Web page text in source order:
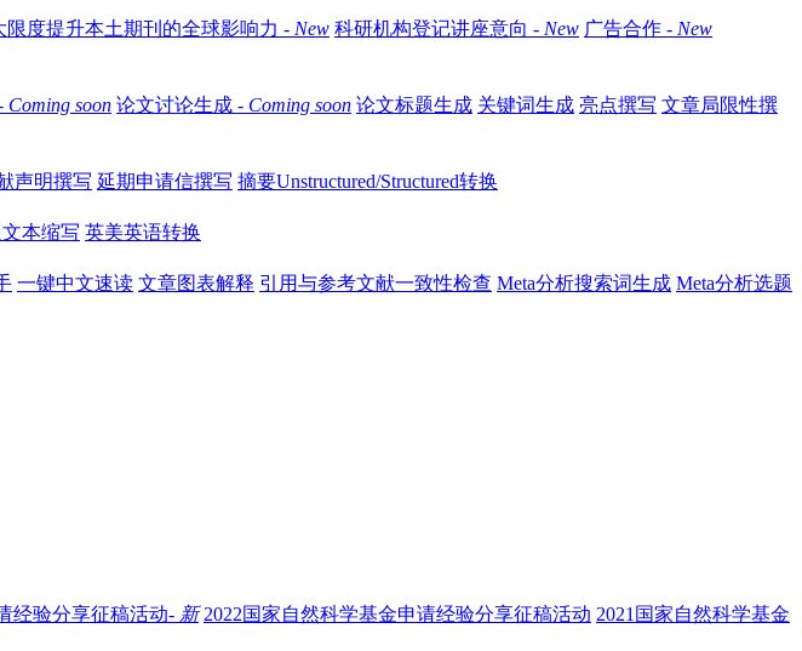
度提升本土期刊的全球影响力 - New 科研机构登记讲座意向 - New 广告合作 - New
Coming soon 论文讨论生成 - Coming soon 论文标题生成 关键词生成 亮点撰写 文章局限性撰
声明撰写 延期申请信撰写 摘要Unstructured/Structured转换
本缩写 英美英语转换
一键中文速读 文章图表解释 引用与参考文献一致性检查 Meta分析搜索词生成 Meta分析选题
经验分享征稿活动- 新 2022国家自然科学基金申请经验分享征稿活动 2021国家自然科学基金